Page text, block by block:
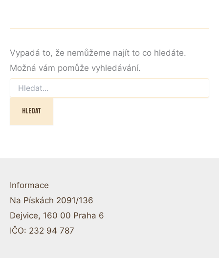
Vypadá to, že nemůžeme najít to co hledáte.
Možná vám pomůže vyhledávání.
Informace
Na Pískách 2091/136
Dejvice, 160 00 Praha 6
IČO: 232 94 787